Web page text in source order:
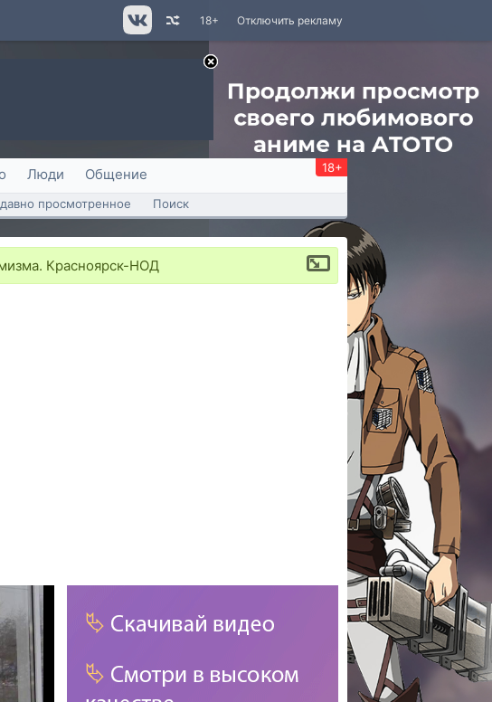
Отключить рекламу
18+
Люди Общение 18+
просмотренное Поиск
Красноярск-НОД